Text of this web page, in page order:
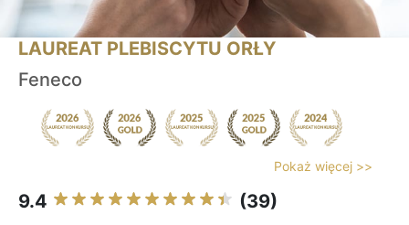
LAUREAT PLEBISCYTU ORŁY
Feneco
Pokaż więcej >>
9.4 (39)